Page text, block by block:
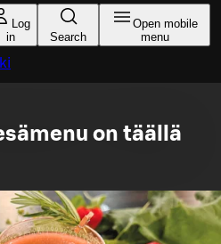
Log
in
Search
Open mobile
menu
on täällä